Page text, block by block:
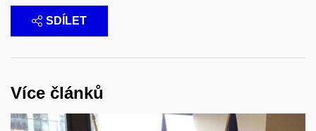
SDÍLET
Více článků